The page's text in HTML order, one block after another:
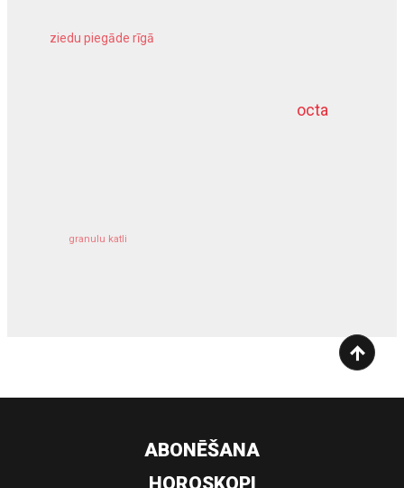
octa
ziedu piegāde rīgā
granulu katli
dziļurbums
ABONĒŠANA
HOROSKOPI